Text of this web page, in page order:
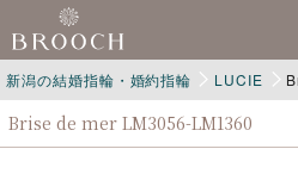
新潟の結婚指輪・婚約指輪 LUCIE
Brise de mer LM3056-LM1360